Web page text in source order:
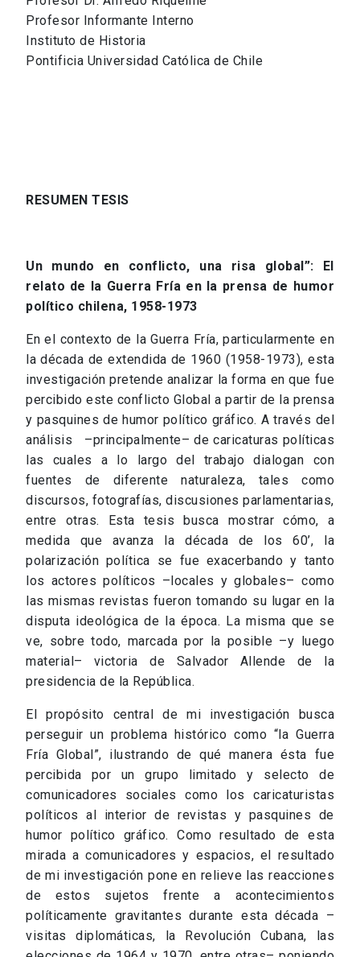
Profesor Informante Interno
Instituto de Historia
Pontificia Universidad Católica de Chile
RESUMEN TESIS
Un mundo en conflicto, una risa global”: El
relato de la Guerra Fría en la prensa de humor
político chilena, 1958-1973
En el contexto de la Guerra Fría, particularmente en
la década de extendida de 1960 (1958-1973), esta
investigación pretende analizar la forma en que fue
percibido este conflicto Global a partir de la prensa
y pasquines de humor político gráfico. A través del
análisis –principalmente– de caricaturas políticas
las cuales a lo largo del trabajo dialogan con
fuentes de diferente naturaleza, tales como
discursos, fotografías, discusiones parlamentarias,
entre otras. Esta tesis busca mostrar cómo, a
medida que avanza la década de los 60’, la
polarización política se fue exacerbando y tanto
los actores políticos –locales y globales– como
las mismas revistas fueron tomando su lugar en la
disputa ideológica de la época. La misma que se
ve, sobre todo, marcada por la posible –y luego
material– victoria de Salvador Allende de la
presidencia de la República.
El propósito central de mi investigación busca
perseguir un problema histórico como “la Guerra
Fría Global”, ilustrando de qué manera ésta fue
percibida por un grupo limitado y selecto de
comunicadores sociales como los caricaturistas
políticos al interior de revistas y pasquines de
humor político gráfico. Como resultado de esta
mirada a comunicadores y espacios, el resultado
de mi investigación pone en relieve las reacciones
de estos sujetos frente a acontecimientos
políticamente gravitantes durante esta década –
visitas diplomáticas, la Revolución Cubana, las